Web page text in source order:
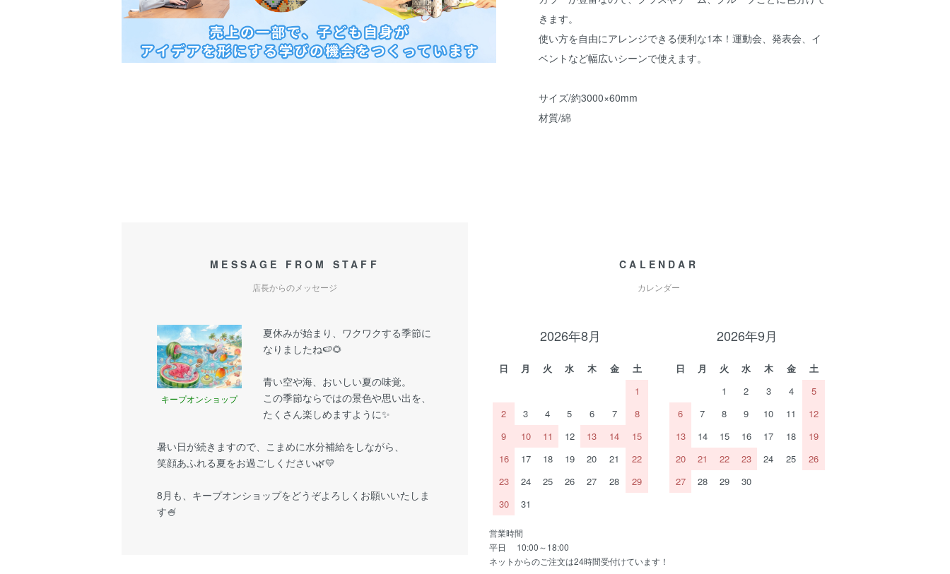
きます。
使い方を自由にアレンジできる便利な1本！運動会、発表会、イ
ベントなど幅広いシーンで使えます。
サイズ/約3000×60mm
材質/綿
MESSAGE FROM STAFF
店長からのメッセージ
キープオンショップ
夏休みが始まり、ワクワクする季節に
なりましたね🍉🌻
青い空や海、おいしい夏の味覚。
この季節ならではの景色や思い出を、
たくさん楽しめますように✨
暑い日が続きますので、こまめに水分補給をしながら、
笑顔あふれる夏をお過ごしください🌿💛
8月も、キープオンショップをどうぞよろしくお願いいたしま
す🍧
CALENDAR
カレンダー
2026年8月
日 月 火 水 木 金
土
1
2
3 4 5 6 7
8
9
10 11 12 13 14
15
16
17 18 19 20 21
22
23
24 25 26 27 28
29
30
31
2026年9月
日 月 火 水 木 金
土
1
2 3 4
5
6
7 8 9 10 11
12
13
14 15 16 17 18
19
20
21 22 23 24 25
26
27
28 29 30
営業時間
平日 10:00～18:00
ネットからのご注文は24時間受付けています！